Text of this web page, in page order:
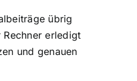
übrig
erledigt
und genauen